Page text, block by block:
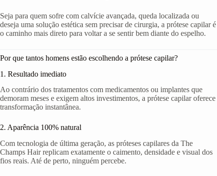
Seja para quem sofre com calvície avançada, queda localizada ou
deseja uma solução estética sem precisar de cirurgia, a prótese capilar é
o caminho mais direto para voltar a se sentir bem diante do espelho.
Por que tantos homens estão escolhendo a prótese capilar?
1. Resultado imediato
Ao contrário dos tratamentos com medicamentos ou implantes que
demoram meses e exigem altos investimentos, a prótese capilar oferece
transformação instantânea.
2. Aparência 100% natural
Com tecnologia de última geração, as próteses capilares da The
Champs Hair replicam exatamente o caimento, densidade e visual dos
fios reais. Até de perto, ninguém percebe.